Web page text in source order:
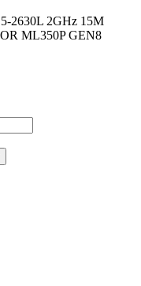
2630L 2GHz 15M
ML350P GEN8